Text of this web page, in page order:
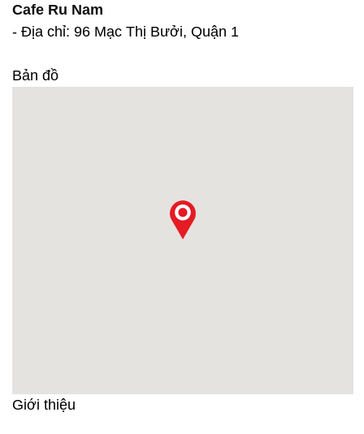
Cafe Ru Nam
- Địa chỉ: 96 Mạc Thị Bưởi, Quận 1
Bản đồ
Giới thiệu